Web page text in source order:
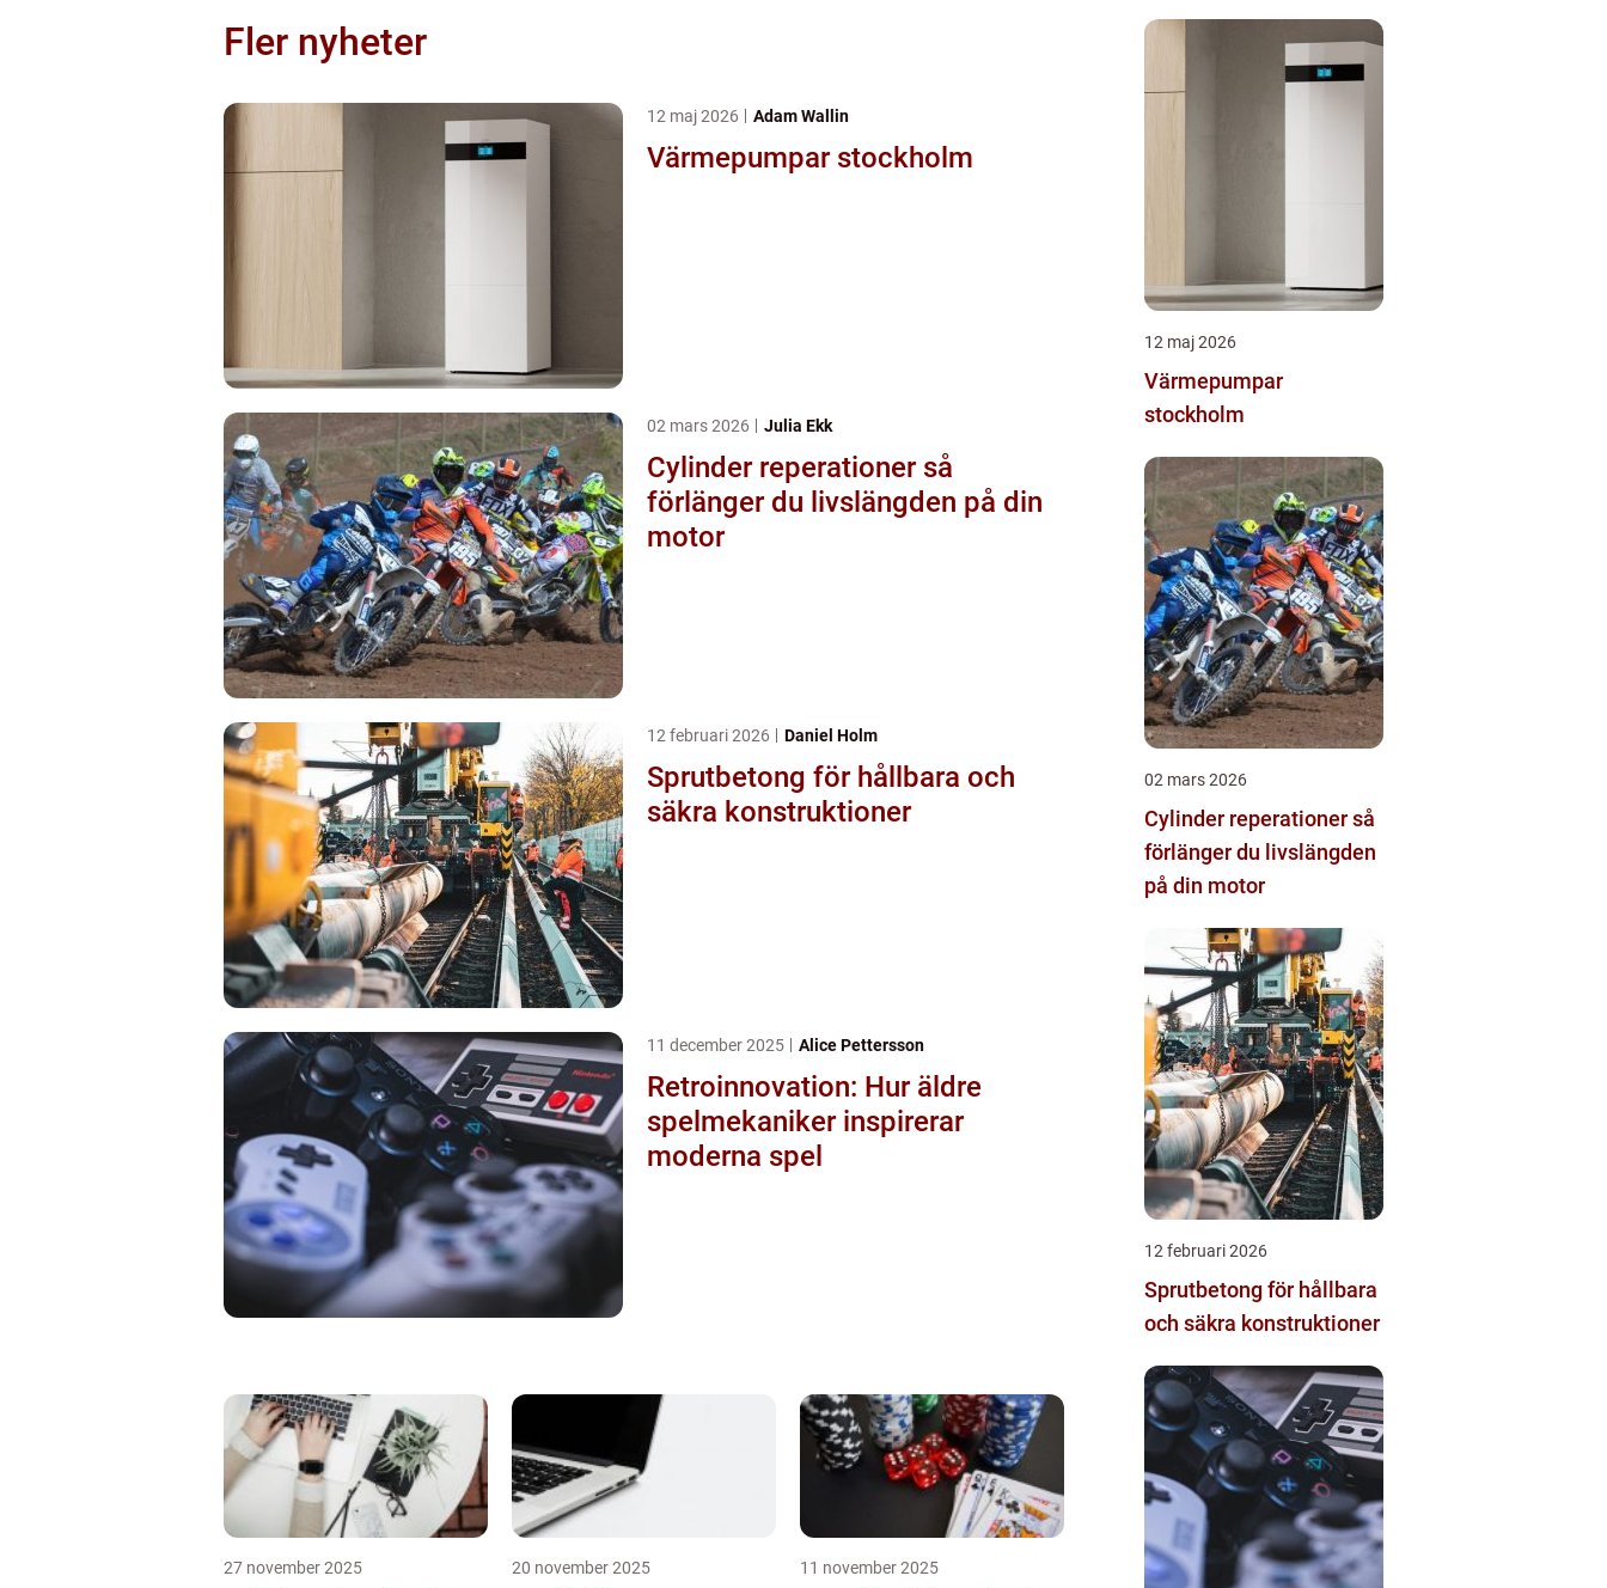
Fler nyheter
12 maj 2026 Adam Wallin
Värmepumpar stockholm
02 mars 2026 Julia Ekk
Cylinder reperationer så
förlänger du livslängden på din
motor
12 februari 2026 Daniel Holm
Sprutbetong för hållbara och
säkra konstruktioner
11 december 2025 Alice Pettersson
Retroinnovation: Hur äldre
spelmekaniker inspirerar
moderna spel
27 november 2025 20 november 2025 11 november 2025
12 maj 2026
Värmepumpar
stockholm
02 mars 2026
Cylinder reperationer så
förlänger du livslängden
på din motor
12 februari 2026
Sprutbetong för hållbara
och säkra konstruktioner